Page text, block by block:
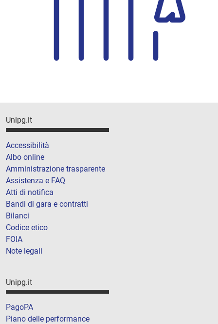
Unipg.it
Accessibilità
Albo online
Amministrazione trasparente
Assistenza e FAQ
Atti di notifica
Bandi di gara e contratti
Bilanci
Codice etico
FOIA
Note legali
Unipg.it
PagoPA
Piano delle performance